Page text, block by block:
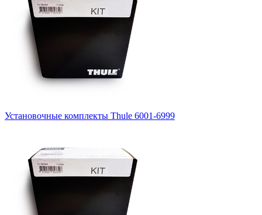
Установочные комплекты Thule 6001-6999